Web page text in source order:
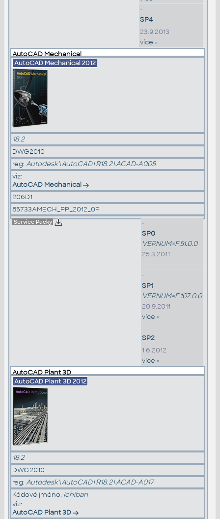
•
SP4
23.9.2013
více »
AutoCAD Mechanical
AutoCAD Mechanical2012
18.2
DWG2010
reg: Autodesk\AutoCAD\R18.2\ACAD-A005
viz:
AutoCAD Mechanical
206D1
85733AMECH_PP_2012_0F
Service Packy
•
SP0
VERNUM=F.51.0.0
25.3.2011
•
SP1
VERNUM=F.107.0.0
20.9.2011
více »
•
SP2
1.6.2012
více »
AutoCAD Plant 3D
AutoCAD Plant 3D2012
18.2
DWG2010
reg: Autodesk\AutoCAD\R18.2\ACAD-A017
Kódové jméno: Ichiban
viz:
AutoCAD Plant 3D